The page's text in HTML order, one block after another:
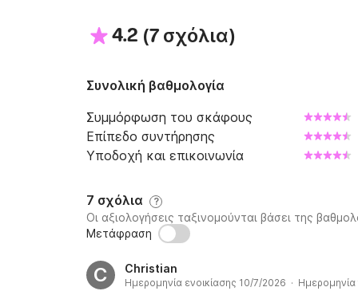
4.2 (7 σχόλια)
Συνολική βαθμολογία
Συμμόρφωση του σκάφους
Επίπεδο συντήρησης
Υποδοχή και επικοινωνία
7 σχόλια ?
Οι αξιολογήσεις ταξινομούνται βάσει της
Μετάφραση
C Christian
Ημερομηνία ενοικίασης 10/7/2026 ·